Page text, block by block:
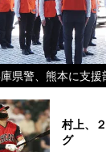
県警、熊本に支援
村上、
グ